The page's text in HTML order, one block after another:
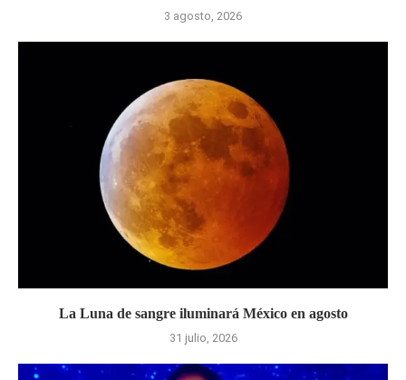
3 agosto, 2026
La Luna de sangre iluminará México en agosto
31 julio, 2026